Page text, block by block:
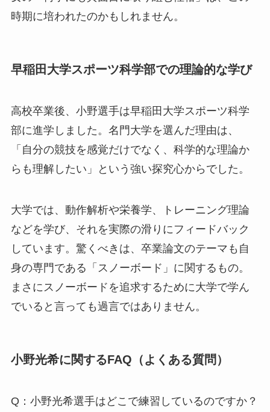
時期に培われたのかもしれません。
早稲田大学スポーツ科学部での理論的な学び
高校卒業後、小野選手は早稲田大学スポーツ科学
部に進学しました。名門大学を選んだ理由は、
「自分の競技を感覚だけでなく、科学的な理論か
らも理解したい」という強い探究心からでした。
大学では、動作解析や栄養学、トレーニング理論
などを学び、それを実際の滑りにフィードバック
しています。驚くべきは、卒業論文のテーマも自
身の専門である「スノーボード」に関するもの。
まさにスノーボードを追求するために大学で学ん
でいると言っても過言ではありません。
小野光希に関するFAQ（よくある質問）
Q：小野光希選手はどこで練習しているのですか？